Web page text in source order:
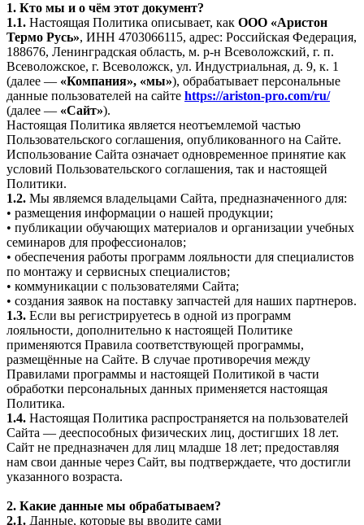
1. Кто мы и о чём этот документ?
1.1. Настоящая Политика описывает, как ООО «Аристон
Термо Русь», ИНН 4703066115, адрес: Российская Федерация,
188676, Ленинградская область, м. р-н Всеволожский, г. п.
Всеволожское, г. Всеволожск, ул. Индустриальная, д. 9, к. 1
(далее — «Компания», «мы»), обрабатывает персональные
данные пользователей на сайте https://ariston-pro.com/ru/
(далее — «Сайт»).
Настоящая Политика является неотъемлемой частью
Пользовательского соглашения, опубликованного на Сайте.
Использование Сайта означает одновременное принятие как
условий Пользовательского соглашения, так и настоящей
Политики.
1.2. Мы являемся владельцами Сайта, предназначенного для:
• размещения информации о нашей продукции;
• публикации обучающих материалов и организации учебных
семинаров для профессионалов;
• обеспечения работы программ лояльности для специалистов
по монтажу и сервисных специалистов;
• коммуникации с пользователями Сайта;
• создания заявок на поставку запчастей для наших партнеров.
1.3. Если вы регистрируетесь в одной из программ
лояльности, дополнительно к настоящей Политике
применяются Правила соответствующей программы,
размещённые на Сайте. В случае противоречия между
Правилами программы и настоящей Политикой в части
обработки персональных данных применяется настоящая
Политика.
1.4. Настоящая Политика распространяется на пользователей
Сайта — дееспособных физических лиц, достигших 18 лет.
Сайт не предназначен для лиц младше 18 лет; предоставляя
нам свои данные через Сайт, вы подтверждаете, что достигли
указанного возраста.
2. Какие данные мы обрабатываем?
2.1. Данные, которые вы вводите сами